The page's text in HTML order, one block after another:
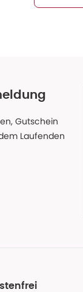
Gutschein
Laufenden